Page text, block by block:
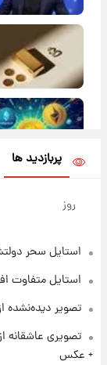
پربازدید ها
روز
استایل سحر
استایل متفاوت افسانه
تصویر دیده‌نشده
تصویری عاشقانه
+ عکس